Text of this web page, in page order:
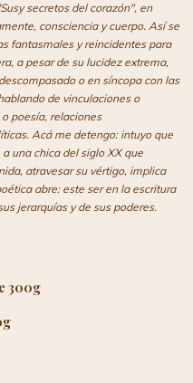
secretos del corazón", en
consciencia y cuerpo. Así se
fantasmales y reincidentes para
a pesar de su lucidez extrema,
o en síncopa con las
de vinculaciones o
poesía, relaciones
Acá me detengo: intuyo que
una chica del siglo XX que
atravesar su vértigo, implica
abre: este ser en la escritura
jerarquías y de sus poderes.
300g